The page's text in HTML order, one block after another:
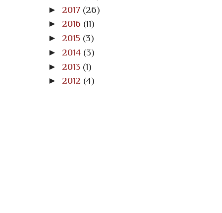
► 2017 (26)
► 2016 (11)
► 2015 (3)
► 2014 (3)
► 2013 (1)
► 2012 (4)